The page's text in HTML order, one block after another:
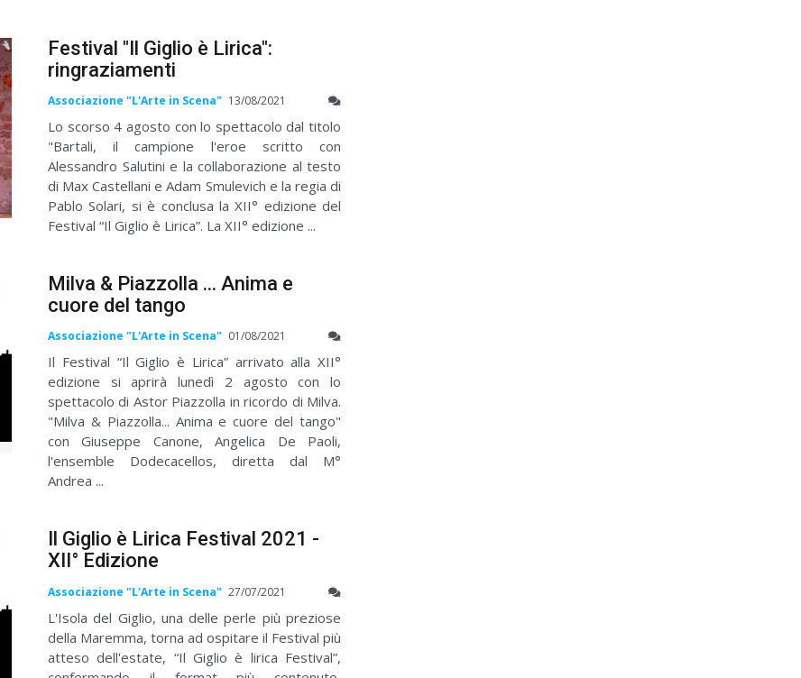
Festival "Il Giglio è Lirica":
ringraziamenti
Associazione "L'Arte in Scena" 13/08/2021
Lo scorso 4 agosto con lo spettacolo dal titolo
"Bartali, il campione l'eroe scritto con
Alessandro Salutini e la collaborazione al testo
di Max Castellani e Adam Smulevich e la regia di
Pablo Solari, si è conclusa la XII° edizione del
Festival “Il Giglio è Lirica”. La XII° edizione ...
Milva & Piazzolla ... Anima e
cuore del tango
Associazione "L'Arte in Scena" 01/08/2021
Il Festival “Il Giglio è Lirica” arrivato alla XII°
edizione si aprirà lunedì 2 agosto con lo
spettacolo di Astor Piazzolla in ricordo di Milva.
"Milva & Piazzolla... Anima e cuore del tango"
con Giuseppe Canone, Angelica De Paoli,
l'ensemble Dodecacellos, diretta dal M°
Andrea ...
Il Giglio è Lirica Festival 2021 -
XII° Edizione
Associazione "L'Arte in Scena" 27/07/2021
L'Isola del Giglio, una delle perle più preziose
della Maremma, torna ad ospitare il Festival più
atteso dell'estate, “Il Giglio è lirica Festival”,